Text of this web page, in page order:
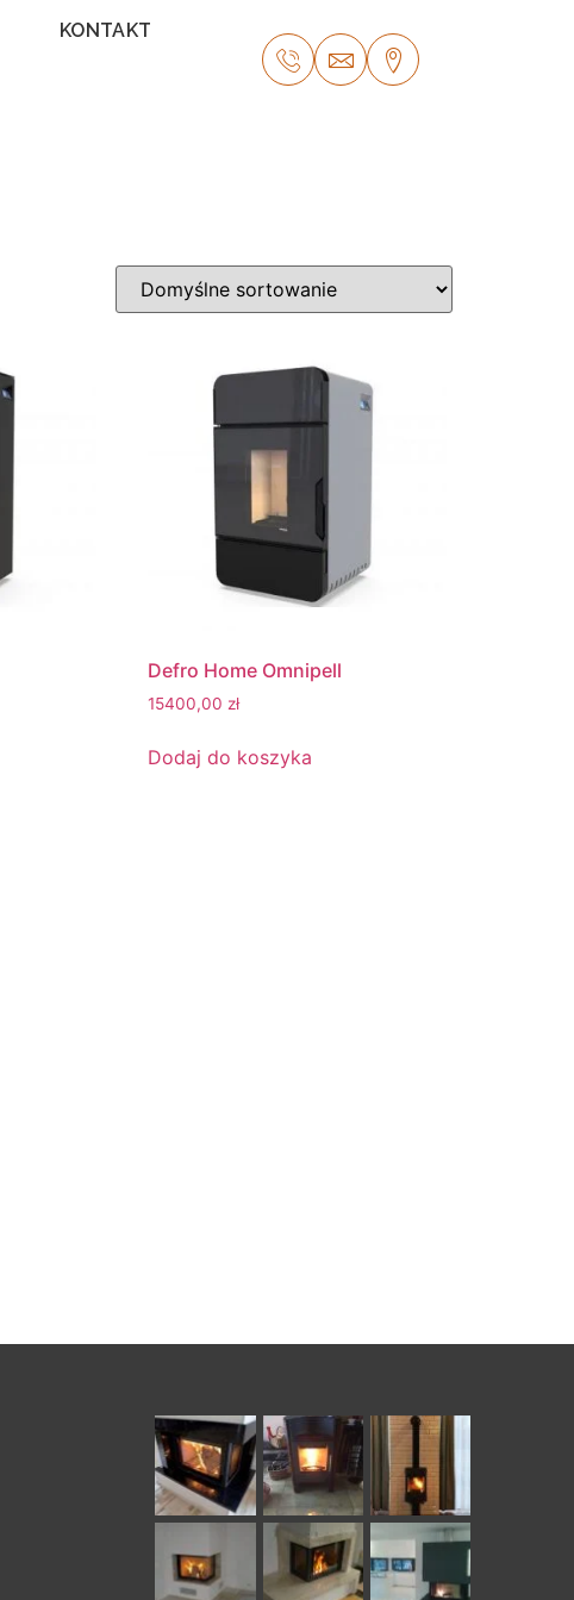
KONTAKT
Defro Home Omnipell
15400,00zł
Dodaj do koszyka